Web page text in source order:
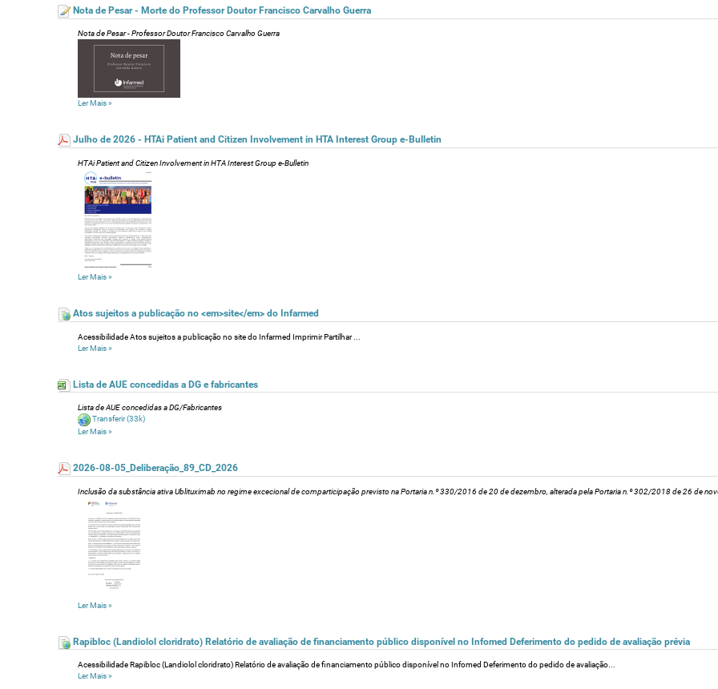
Nota de Pesar - Morte do Professor Doutor Francisco Carvalho Guerra
Nota de Pesar - Professor Doutor Francisco Carvalho Guerra
Ler Mais»
Julho de 2026 - HTAi Patient and Citizen Involvement in HTA Interest Group e-Bulletin
HTAi Patient and Citizen Involvement in HTA Interest Group e-Bulletin
Ler Mais»
Atos sujeitos a publicação no <em>site</em> do Infarmed
Acessibilidade Atos sujeitos a publicação no site do Infarmed Imprimir Partilhar ...
Ler Mais»
Lista de AUE concedidas a DG e fabricantes
Lista de AUE concedidas a DG/Fabricantes
Transferir(33k)
Ler Mais»
2026-08-05_Deliberação_89_CD_2026
Inclusão da substância ativa Ublituximab no regime excecional de comparticipação previsto na Portaria n.º 330/2016 de 20 de dezembro, alterada pela Portaria n.º 302/2018 de 26 de
Ler Mais»
Rapibloc (Landiolol cloridrato) Relatório de avaliação de financiamento público disponível no Infomed Deferimento do pedido de avaliação prévia
Acessibilidade Rapibloc (Landiolol cloridrato) Relatório de avaliação de financiamento público disponível no Infomed Deferimento do pedido de avaliação...
Ler Mais»